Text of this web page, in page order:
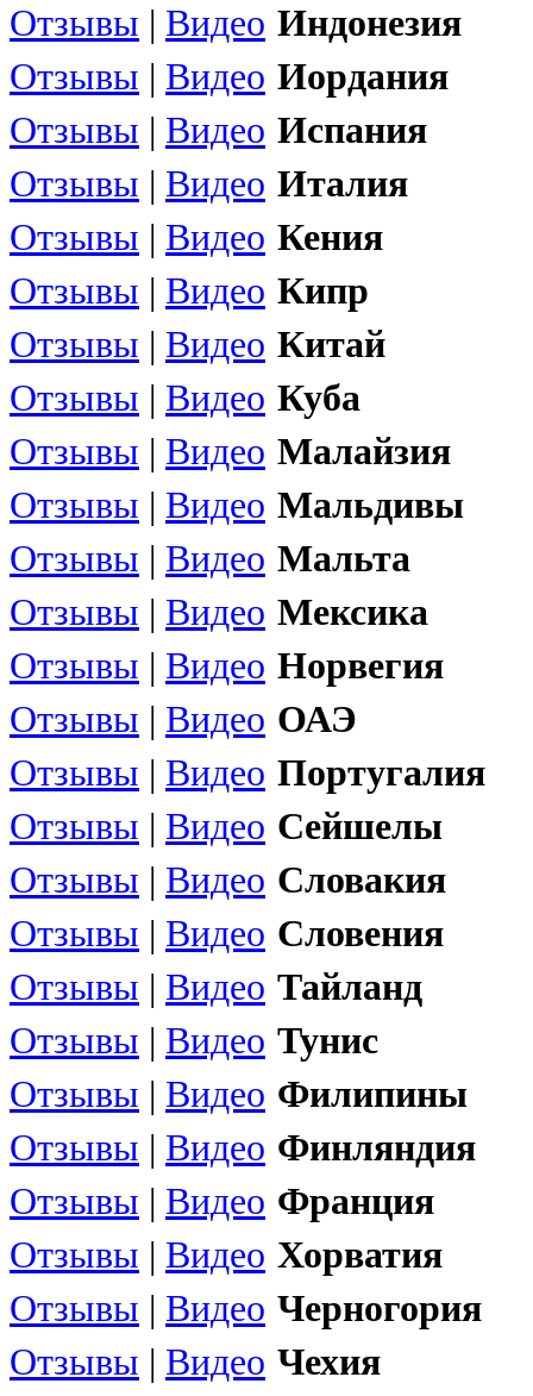
Отзывы | Видео Индонезия
Отзывы | Видео Иордания
Отзывы | Видео Испания
Отзывы | Видео Италия
Отзывы | Видео Кения
Отзывы | Видео Кипр
Отзывы | Видео Китай
Отзывы | Видео Куба
Отзывы | Видео Малайзия
Отзывы | Видео Мальдивы
Отзывы | Видео Мальта
Отзывы | Видео Мексика
Отзывы | Видео Норвегия
Отзывы | Видео ОАЭ
Отзывы | Видео Португалия
Отзывы | Видео Сейшелы
Отзывы | Видео Словакия
Отзывы | Видео Словения
Отзывы | Видео Тайланд
Отзывы | Видео Тунис
Отзывы | Видео Филипины
Отзывы | Видео Финляндия
Отзывы | Видео Франция
Отзывы | Видео Хорватия
Отзывы | Видео Черногория
Отзывы | Видео Чехия